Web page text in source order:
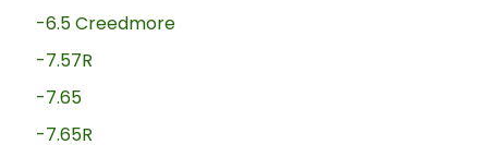
-6.5 Creedmore
-7.57R
-7.65
-7.65R